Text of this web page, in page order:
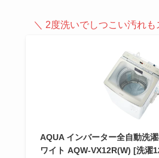
＼ 2度洗いでしつこい汚れ
AQUA インバーター全自動洗
ワイト AQW-VX12R(W) [洗濯